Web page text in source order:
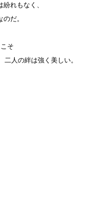
れもなく、
のだ。
そ
人の絆は強く美しい。